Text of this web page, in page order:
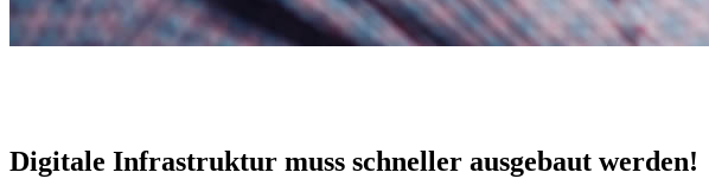
Digitale Infrastruktur muss schneller ausgebaut werden!